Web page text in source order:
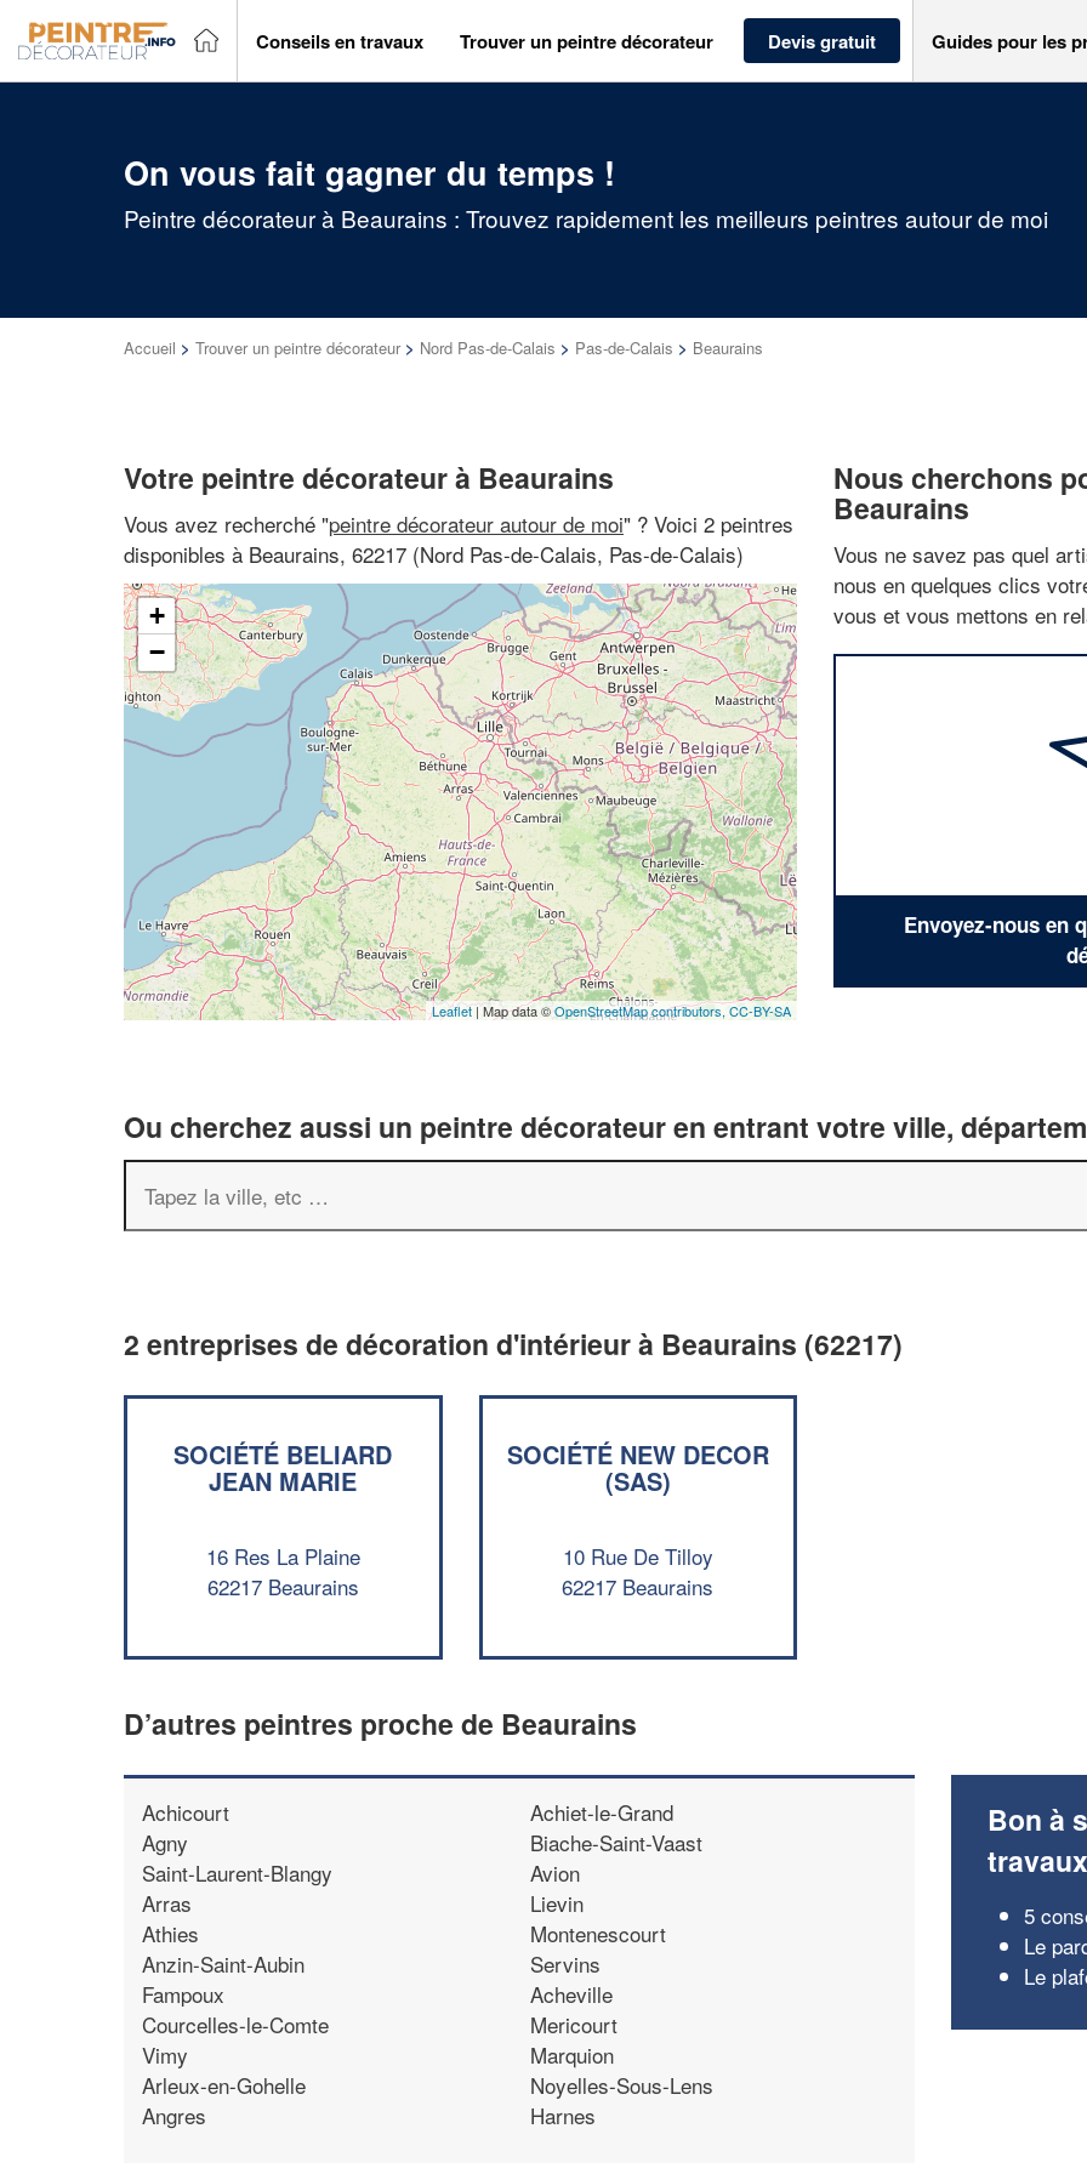
Conseils en travaux Trouver un peintre décorateur Devis gratuit Guides pour les
On vous fait gagner du temps !
Peintre décorateur à Beaurains : Trouvez rapidement les meilleurs peintres autour de moi
Accueil > Trouver un peintre décorateur > Nord Pas-de-Calais > Pas-de-Calais > Beaurains
Votre peintre décorateur à Beaurains
Vous avez recherché "peintre décorateur autour de moi" ? Voici 2 peintres
disponibles à Beaurains, 62217 (Nord Pas-de-Calais, Pas-de-Calais)
+
−
Leaflet | Map data ©OpenStreetMap contributors, CC-BY-SA
Nous cherchons
Beaurains
Vous ne savez pas quel
nous en quelques clics
vous et vous mettons en
Envoyez-nous en
Ou cherchez aussi un peintre décorateur en entrant votre ville,
2 entreprises de décoration d'intérieur à Beaurains (62217)
SOCIÉTÉ BELIARD
JEAN MARIE
16 Res La Plaine
62217 Beaurains
SOCIÉTÉ NEW DECOR
(SAS)
10 Rue De Tilloy
62217 Beaurains
D’autres peintres proche de Beaurains
Achicourt
Agny
Saint-Laurent-Blangy
Arras
Athies
Anzin-Saint-Aubin
Fampoux
Courcelles-le-Comte
Vimy
Arleux-en-Gohelle
Angres
Achiet-le-Grand
Biache-Saint-Vaast
Avion
Lievin
Montenescourt
Servins
Acheville
Mericourt
Marquion
Noyelles-Sous-Lens
Harnes
Bon à
travaux
5
Le
Le